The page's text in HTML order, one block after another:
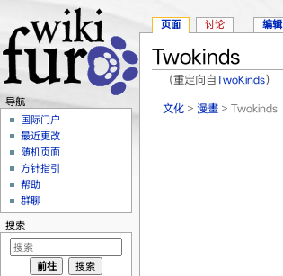
Twokinds
（重定向自TwoKinds）
文化 >漫畫 > Twokinds
页面 讨论 编辑
导航
国际门户
最近更改
随机页面
方针指引
帮助
群聊
搜索